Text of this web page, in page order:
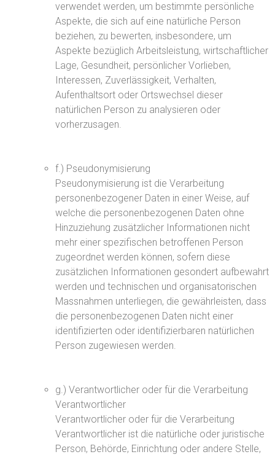
verwendet werden, um bestimmte persönliche
Aspekte, die sich auf eine natürliche Person
beziehen, zu bewerten, insbesondere, um
Aspekte bezüglich Arbeitsleistung, wirtschaftlicher
Lage, Gesundheit, persönlicher Vorlieben,
Interessen, Zuverlässigkeit, Verhalten,
Aufenthaltsort oder Ortswechsel dieser
natürlichen Person zu analysieren oder
vorherzusagen.
f.) Pseudonymisierung
Pseudonymisierung ist die Verarbeitung
personenbezogener Daten in einer Weise, auf
welche die personenbezogenen Daten ohne
Hinzuziehung zusätzlicher Informationen nicht
mehr einer spezifischen betroffenen Person
zugeordnet werden können, sofern diese
zusätzlichen Informationen gesondert aufbewahrt
werden und technischen und organisatorischen
Massnahmen unterliegen, die gewährleisten, dass
die personenbezogenen Daten nicht einer
identifizierten oder identifizierbaren natürlichen
Person zugewiesen werden.
g.) Verantwortlicher oder für die Verarbeitung
Verantwortlicher
Verantwortlicher oder für die Verarbeitung
Verantwortlicher ist die natürliche oder juristische
Person, Behörde, Einrichtung oder andere Stelle,